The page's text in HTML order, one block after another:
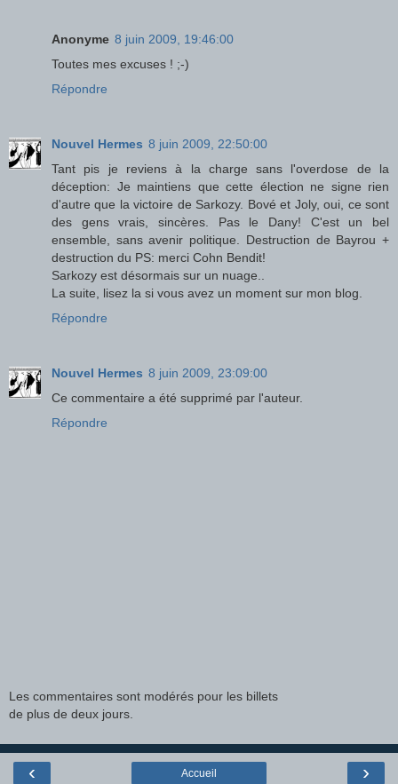
Anonyme 8 juin 2009, 19:46:00
Toutes mes excuses ! ;-)
Répondre
Nouvel Hermes 8 juin 2009, 22:50:00
Tant pis je reviens à la charge sans l'overdose de la
déception: Je maintiens que cette élection ne signe rien
d'autre que la victoire de Sarkozy. Bové et Joly, oui, ce sont
des gens vrais, sincères. Pas le Dany! C'est un bel
ensemble, sans avenir politique. Destruction de Bayrou +
destruction du PS: merci Cohn Bendit!
Sarkozy est désormais sur un nuage..
La suite, lisez la si vous avez un moment sur mon blog.
Répondre
Nouvel Hermes 8 juin 2009, 23:09:00
Ce commentaire a été supprimé par l'auteur.
Répondre
Les commentaires sont modérés pour les billets
de plus de deux jours.
‹ ›
Accueil